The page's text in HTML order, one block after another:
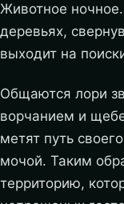
Животное
деревьях,
выходит на
Общаются лори
ворчанием и
метят путь
мочой. Таким
территорию,